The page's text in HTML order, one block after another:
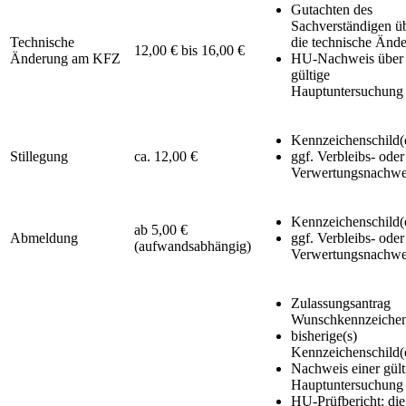
Technische
Änderung am KFZ
12,00 € bis 16,00 €
Gutachten des
Sachverständigen
die technische
HU-Nachweis über
gültige
Hauptuntersuchung
Stillegung ca. 12,00 €
ggf. Verbleibs- oder
Abmeldung
ab 5,00 €
(aufwandsabhängig)
ggf. Verbleibs- oder
Zulassungsantrag
bisherige(s)
Nachweis einer
Hauptuntersuchung
HU-Prüfbericht: die